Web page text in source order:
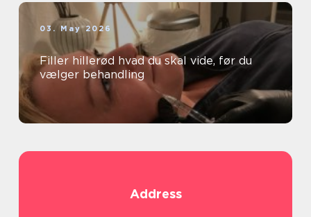
03. May 2026
Filler hillerød hvad du skal vide, før du
vælger behandling
Address